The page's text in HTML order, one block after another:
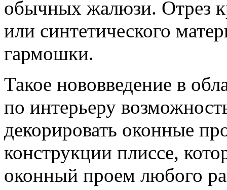
обычных жалюзи. Отрез
или синтетического
гармошки.
Такое нововведение в
по интерьеру
декорировать оконные
конструкции плиссе,
оконный проем любого